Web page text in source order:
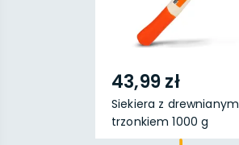
43,99 zł
Siekiera z drewnianym
trzonkiem 1000 g